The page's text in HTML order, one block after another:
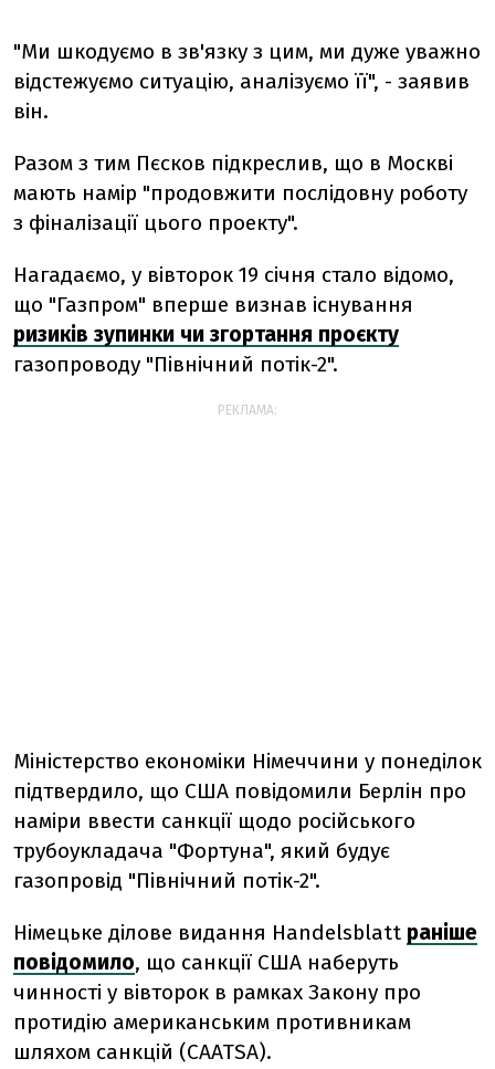
"Ми шкодуємо в зв'язку з цим, ми дуже уважно
відстежуємо ситуацію, аналізуємо її", - заявив
він.
Разом з тим Пєсков підкреслив, що в Москві
мають намір "продовжити послідовну роботу
з фіналізації цього проекту".
Нагадаємо, у вівторок 19 січня стало відомо,
що "Газпром" вперше визнав існування
ризиків зупинки чи згортання проєкту
газопроводу "Північний потік-2".
РЕКЛАМА:
Міністерство економіки Німеччини у понеділок
підтвердило, що США повідомили Берлін про
наміри ввести санкції щодо російського
трубоукладача "Фортуна", який будує
газопровід "Північний потік-2".
Німецьке ділове видання Handelsblatt раніше
повідомило, що санкції США наберуть
чинності у вівторок в рамках Закону про
протидію американським противникам
шляхом санкцій (CAATSA).